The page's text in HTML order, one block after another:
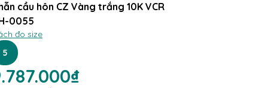
cầu hôn CZ Vàng trắng 10K VCR
0055
đo size
5